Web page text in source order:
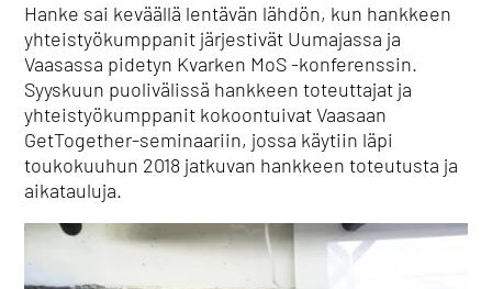
Hanke sai keväällä lentävän lähdön, kun hankkeen
yhteistyökumppanit järjestivät Uumajassa ja
Vaasassa pidetyn Kvarken MoS -konferenssin.
Syyskuun puolivälissä hankkeen toteuttajat ja
yhteistyökumppanit kokoontuivat Vaasaan
GetTogether-seminaariin, jossa käytiin läpi
toukokuuhun 2018 jatkuvan hankkeen toteutusta ja
aikatauluja.